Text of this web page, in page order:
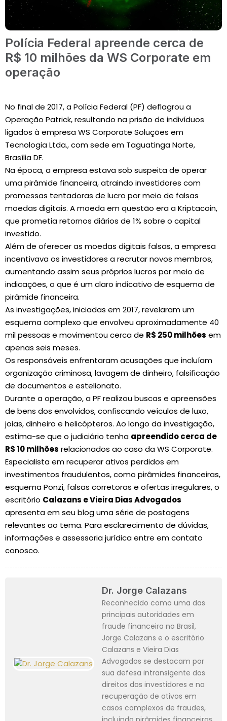
Polícia Federal apreende cerca de
R$ 10 milhões da WS Corporate em
operação
No final de 2017, a Polícia Federal (PF) deflagrou a
Operação Patrick, resultando na prisão de indivíduos
ligados à empresa WS Corporate Soluções em
Tecnologia Ltda., com sede em Taguatinga Norte,
Brasília DF.
Na época, a empresa estava sob suspeita de operar
uma pirâmide financeira, atraindo investidores com
promessas tentadoras de lucro por meio de falsas
moedas digitais. A moeda em questão era a Kriptacoin,
que prometia retornos diários de 1% sobre o capital
investido.
Além de oferecer as moedas digitais falsas, a empresa
incentivava os investidores a recrutar novos membros,
aumentando assim seus próprios lucros por meio de
indicações, o que é um claro indicativo de esquema de
pirâmide financeira.
As investigações, iniciadas em 2017, revelaram um
esquema complexo que envolveu aproximadamente 40
mil pessoas e movimentou cerca de R$ 250 milhões em
apenas seis meses.
Os responsáveis enfrentaram acusações que incluíam
organização criminosa, lavagem de dinheiro, falsificação
de documentos e estelionato.
Durante a operação, a PF realizou buscas e apreensões
de bens dos envolvidos, confiscando veículos de luxo,
joias, dinheiro e helicópteros. Ao longo da investigação,
estima-se que o judiciário tenha apreendido cerca de
R$ 10 milhões relacionados ao caso da WS Corporate.
Especialista em recuperar ativos perdidos em
investimentos fraudulentos, como pirâmides financeiras,
esquema Ponzi, falsas corretoras e ofertas irregulares, o
escritório Calazans e Vieira Dias Advogados
apresenta em seu blog uma série de postagens
relevantes ao tema. Para esclarecimento de dúvidas,
informações e assessoria jurídica entre em contato
conosco.
Dr. Jorge Calazans
Reconhecido como uma das
principais autoridades em
fraude financeira no Brasil,
Jorge Calazans e o escritório
Calazans e Vieira Dias
Advogados se destacam por
sua defesa intransigente dos
direitos dos investidores e na
recuperação de ativos em
casos complexos de fraudes,